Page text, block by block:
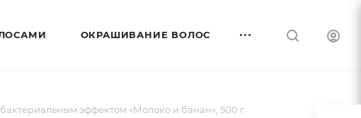
ОКРАШИВАНИЕ ВОЛОС
эффектом «Молоко и банан», 500 г